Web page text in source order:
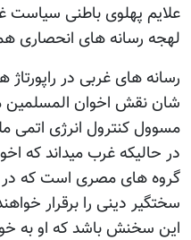
علایم پهلوی باطنی سیاست
لهجه رسانه های انحصاری
رسانه های غربی در
شان نقش اخوان
مسوول کنترول انرژی اتمی
در حالیکه غرب میداند که
گروه های مصری است که
سختگیر دینی را برقرار
این سخنش باشد که او به